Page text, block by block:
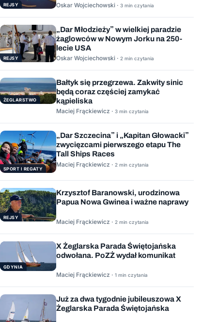
REJSY Oskar Wojciechowski · 3 min czytania
REJSY
„Dar Młodzieży” w wielkiej paradzie
żaglowców w Nowym Jorku na 250-
lecie USA
Oskar Wojciechowski · 2 min czytania
ŻEGLARSTWO
Bałtyk się przegrzewa. Zakwity sinic
będą coraz częściej zamykać
kąpieliska
Maciej Frąckiewicz · 3 min czytania
SPORT I REGATY
„Dar Szczecina” i „Kapitan Głowacki”
zwycięzcami pierwszego etapu The
Tall Ships Races
Maciej Frąckiewicz · 2 min czytania
REJSY
Krzysztof Baranowski, urodzinowa
Papua Nowa Gwinea i ważne naprawy
Maciej Frąckiewicz · 2 min czytania
GDYNIA
X Żeglarska Parada Świętojańska
odwołana. PoZŻ wydał komunikat
Maciej Frąckiewicz · 1 min czytania
Już za dwa tygodnie jubileuszowa X
Żeglarska Parada Świętojańska